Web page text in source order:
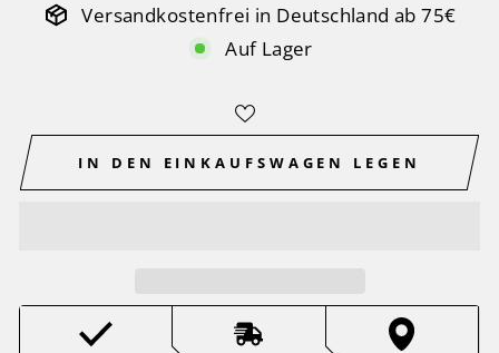
Versandkostenfrei in Deutschland ab 75€
Auf Lager
IN DEN EINKAUFSWAGEN LEGEN